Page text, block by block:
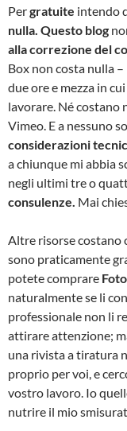
Pergratuite intendo
nulla. Questo blog
alla correzione del
Box non costa nulla
due ore e mezza in
lavorare. Né costano
Vimeo. E a nessuno
considerazioni
a chiunque mi abbia
negli ultimi tre o
consulenze. Mai
Altre risorse costano
sono praticamente
potete comprare
naturalmente se li
professionale non li
attirare attenzione;
una rivista a tiratura
proprio per voi, e
vostro lavoro. Io
nutrire il mio